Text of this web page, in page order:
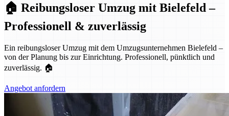
🏠 Reibungsloser Umzug mit Bielefeld –
Professionell & zuverlässig
Ein reibungsloser Umzug mit dem Umzugsunternehmen Bielefeld –
von der Planung bis zur Einrichtung. Professionell, pünktlich und
zuverlässig. 🏠
Angebot anfordern